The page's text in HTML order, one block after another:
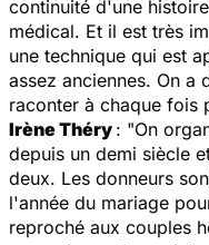
continuité d'une
médical. Et il est très
une technique qui est
assez anciennes. On a
raconter à chaque fois
Irène Théry : "On
depuis un demi siècle
deux. Les donneurs
l'année du mariage
reproché aux couples